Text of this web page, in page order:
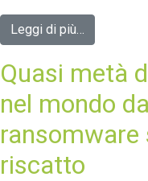
Leggi di più…
Quasi metà
nel mondo
ransomware
riscatto